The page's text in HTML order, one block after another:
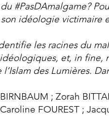
#PasDAmalgame?
idéologie victimaire
les racines du
et, in
des Lumières.
; Zorah
FOUREST ;